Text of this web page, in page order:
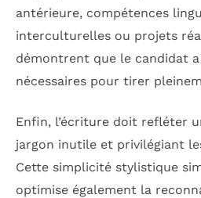
antérieure, compétences
interculturelles ou projets
démontrent que le candidat
nécessaires pour tirer
Enfin, l’écriture doit refléter
jargon inutile et privilégiant
Cette simplicité stylistique
optimise également la